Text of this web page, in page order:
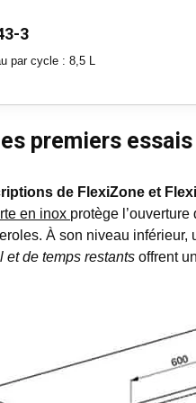
3
par cycle : 8,5 L
premiers
de FlexiZone et
en inox protège
À son niveau
et de temps restants offrent